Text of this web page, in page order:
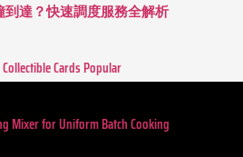
到達？快速調度服務全解析
Cards Popular
Mixer for Uniform Batch Cooking